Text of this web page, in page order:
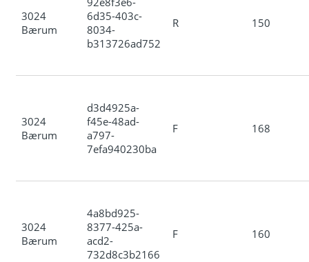
3024
Bærum
6d35-403c-
8034-
b313726ad752
R 150
3024
Bærum
d3d4925a-
f45e-48ad-
a797-
7efa940230ba
F 168
3024
Bærum
4a8bd925-
8377-425a-
acd2-
732d8c3b2166
F 160